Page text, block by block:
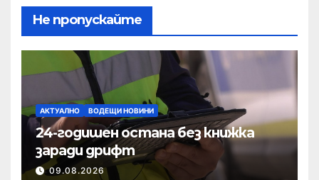
Не пропускайте
АКТУАЛНО ВОДЕЩИ НОВИНИ
24-годишен остана без книжка
заради дрифт
09.08.2026